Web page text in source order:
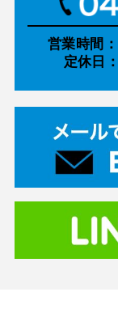
営業時間：
定休日